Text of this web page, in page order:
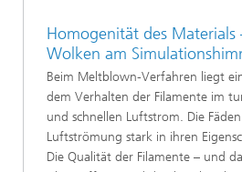
Homogenität des Materials
Wolken am
Beim Meltblown-Verfahren liegt
dem Verhalten der Filamente im
und schnellen Luftstrom. Die
Luftströmung stark in ihren
Die Qualität der Filamente – und